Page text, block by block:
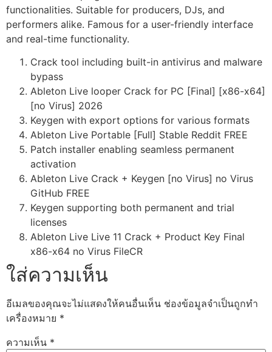
functionalities. Suitable for producers, DJs, and
performers alike. Famous for a user-friendly interface
and real-time functionality.
Crack tool including built-in antivirus and malware
bypass
Ableton Live looper Crack for PC [Final] [x86-x64]
[no Virus] 2026
Keygen with export options for various formats
Ableton Live Portable [Full] Stable Reddit FREE
Patch installer enabling seamless permanent
activation
Ableton Live Crack + Keygen [no Virus] no Virus
GitHub FREE
Keygen supporting both permanent and trial
licenses
Ableton Live Live 11 Crack + Product Key Final
x86-x64 no Virus FileCR
ใส่ความเห็น
อีเมลของคุณจะไม่แสดงให้คนอื่นเห็น ช่องข้อมูลจำเป็นถูกทำ
เครื่องหมาย *
ความเห็น *